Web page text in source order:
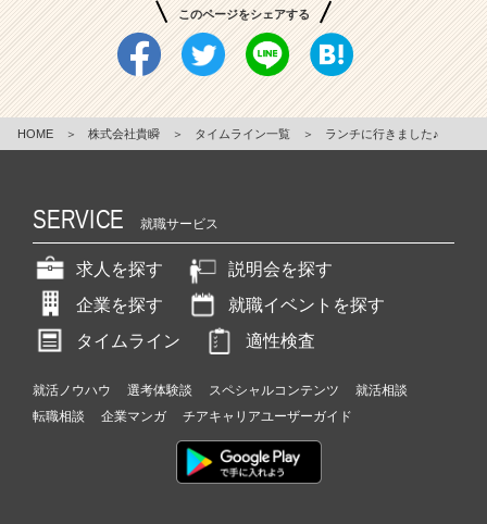
このページをシェアする
HOME ＞ 株式会社貴瞬 ＞ タイムライン一覧 ＞ ランチに行きました♪
SERVICE 就職サービス
求人を探す
説明会を探す
企業を探す
就職イベントを探す
タイムライン
適性検査
就活ノウハウ 選考体験談 スペシャルコンテンツ
就活相談
転職相談
企業マンガ チアキャリアユーザーガイド